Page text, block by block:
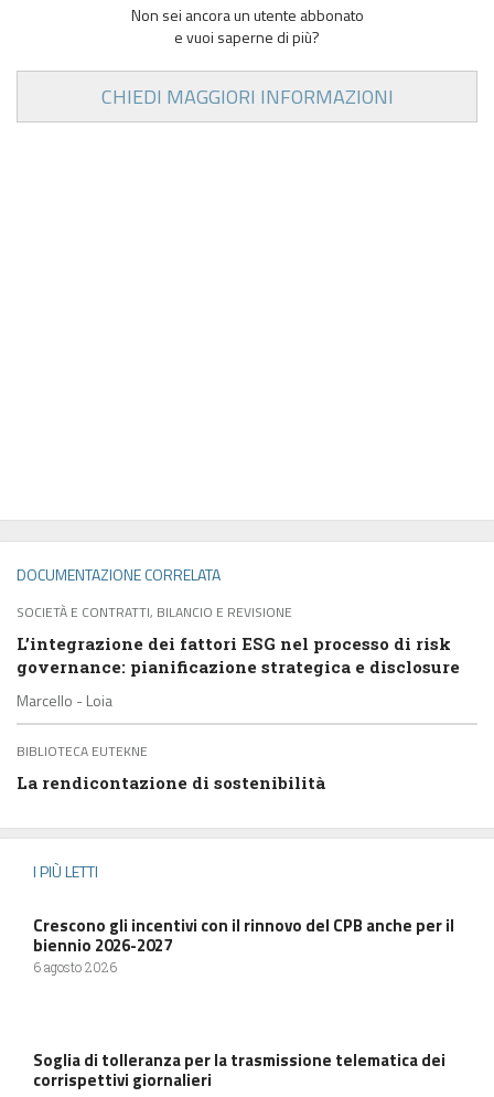
Non sei ancora un utente abbonato
e vuoi saperne di più?
CHIEDI MAGGIORI INFORMAZIONI
DOCUMENTAZIONE CORRELATA
SOCIETÀ E CONTRATTI, BILANCIO E REVISIONE
L’integrazione dei fattori ESG nel processo di risk
governance: pianificazione strategica e disclosure
Marcello - Loia
BIBLIOTECA EUTEKNE
La rendicontazione di sostenibilità
I PIÙ LETTI
Crescono gli incentivi con il rinnovo del CPB anche per il
biennio 2026-2027
6 agosto 2026
Soglia di tolleranza per la trasmissione telematica dei
corrispettivi giornalieri